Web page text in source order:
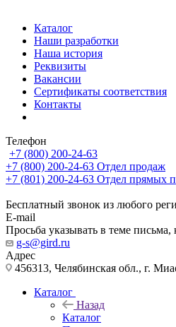
Каталог
Наши разработки
Наша история
Реквизиты
Вакансии
Сертификаты соответствия
Контакты
Телефон
+7 (800) 200-24-63
+7 (800) 200-24-63 Отдел продаж
+7 (801) 200-24-63 Отдел прямых
Бесплатный звонок из любого
E-mail
Просьба указывать в теме письма,
g-s@gird.ru
Адрес
456313, Челябинская обл., г.
Каталог
Назад
Каталог